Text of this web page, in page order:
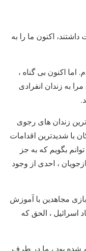
اکنون ما را به
اما اکنون بی گناه ،
به زندان انفرادی
زندان های رجوی
با شدیدترین اقدامات
بگویم که به جز
، احدی از وجود
مجاهدین با آموزش
اسرائیل ، الحق که
شده بود ، ما در طرف